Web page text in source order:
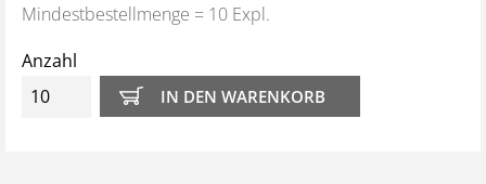
Mindestbestellmenge = 10 Expl.
Anzahl